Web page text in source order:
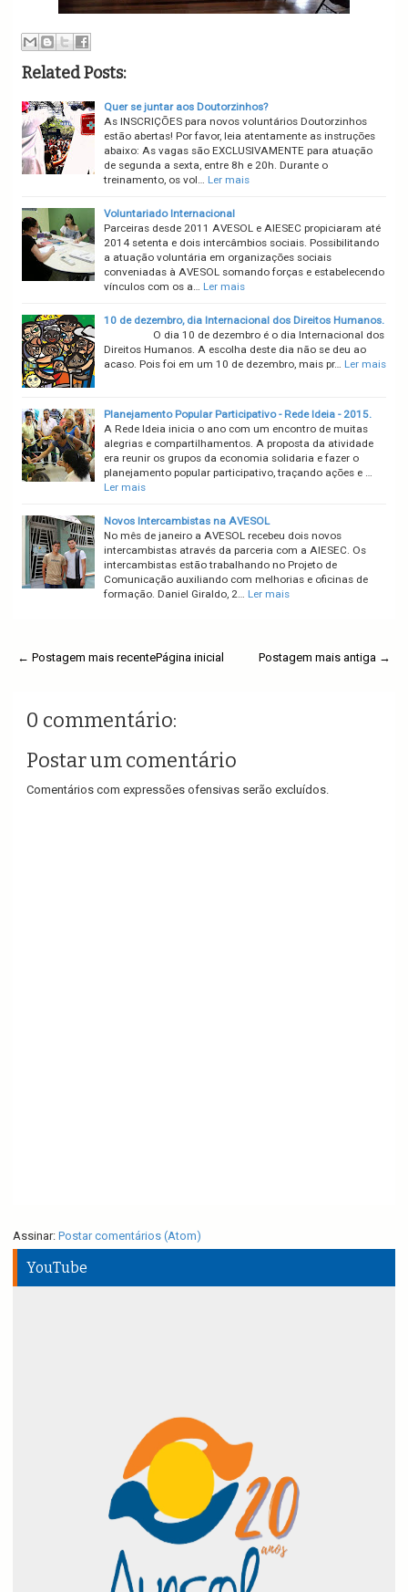
Related Posts:
Quer se juntar aos Doutorzinhos?
As INSCRIÇÕES para novos voluntários Doutorzinhos
estão abertas! Por favor, leia atentamente as instruções
abaixo: As vagas são EXCLUSIVAMENTE para atuação
de segunda a sexta, entre 8h e 20h. Durante o
treinamento, os vol… Ler mais
Voluntariado Internacional
Parceiras desde 2011 AVESOL e AIESEC propiciaram até
2014 setenta e dois intercâmbios sociais. Possibilitando
a atuação voluntária em organizações sociais
conveniadas à AVESOL somando forças e estabelecendo
vínculos com os a… Ler mais
10 de dezembro, dia Internacional dos Direitos Humanos.
O dia 10 de dezembro é o dia Internacional dos
Direitos Humanos. A escolha deste dia não se deu ao
acaso. Pois foi em um 10 de dezembro, mais pr… Ler mais
Planejamento Popular Participativo - Rede Ideia - 2015.
A Rede Ideia inicia o ano com um encontro de muitas
alegrias e compartilhamentos. A proposta da atividade
era reunir os grupos da economia solidaria e fazer o
planejamento popular participativo, traçando ações e …
Ler mais
Novos Intercambistas na AVESOL
No mês de janeiro a AVESOL recebeu dois novos
intercambistas através da parceria com a AIESEC. Os
intercambistas estão trabalhando no Projeto de
Comunicação auxiliando com melhorias e oficinas de
formação. Daniel Giraldo, 2… Ler mais
← Postagem mais recente Postagem mais antiga →
Página inicial
0 commentário:
Postar um comentário
Comentários com expressões ofensivas serão excluídos.
Assinar: Postar comentários (Atom)
YouTube